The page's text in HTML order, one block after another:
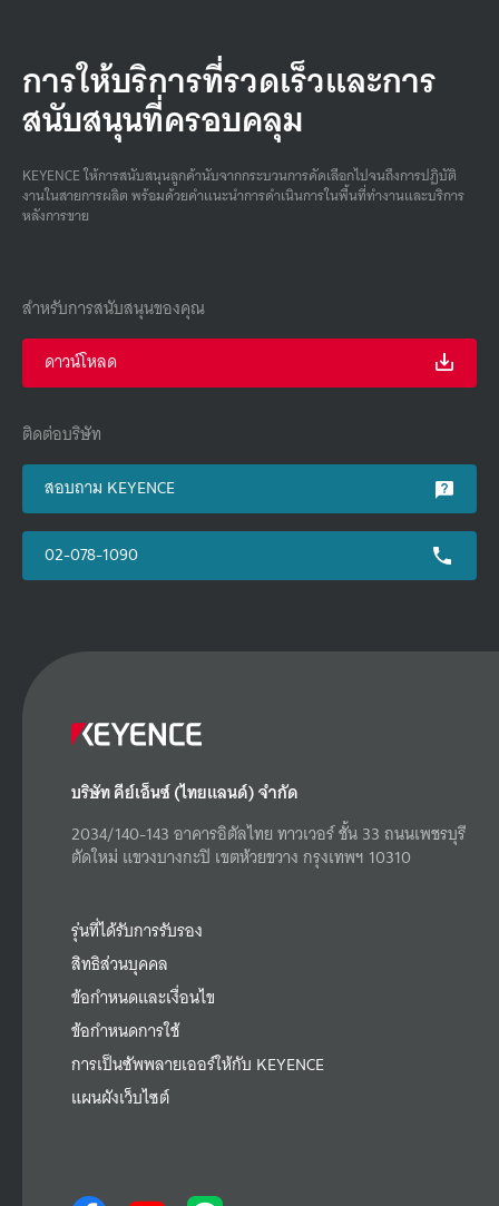
การให้บริการที่รวดเร็วและการ
สนับสนุนที่ครอบคลุม
KEYENCE ให้การสนับสนุนลูกค้านับจากกระบวนการคัดเลือกไปจนถึงการปฏิบัติ
งานในสายการผลิต พร้อมด้วยคําแนะนําการดําเนินการในพื้นที่ทํางานและบริการ
หลังการขาย
สำหรับการสนับสนุนของคุณ
ดาวน์โหลด
ติดต่อบริษัท
สอบถาม KEYENCE
02-078-1090
บริษัท คีย์เอ็นซ์ (ไทยแลนด์) จำกัด
2034/140-143 อาคารอิตัลไทย ทาวเวอร์ ชั้น 33 ถนนเพชรบุรี
ตัดใหม่ แขวงบางกะปิ เขตห้วยขวาง กรุงเทพฯ 10310
รุ่นที่ได้รับการรับรอง
สิทธิส่วนบุคคล
ข้อกำหนดและเงื่อนไข
ข้อกำหนดการใช้
การเป็นซัพพลายเออร์ให้กับ KEYENCE
แผนผังเว็บไซต์